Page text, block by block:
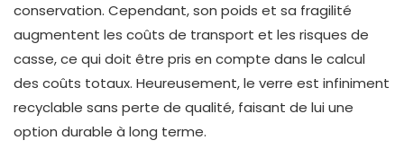
conservation. Cependant, son poids et sa fragilité
augmentent les coûts de transport et les risques de
casse, ce qui doit être pris en compte dans le calcul
des coûts totaux. Heureusement, le verre est infiniment
recyclable sans perte de qualité, faisant de lui une
option durable à long terme.